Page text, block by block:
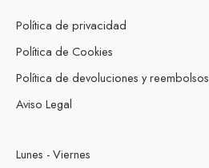
Política de privacidad
Política de Cookies
Política de devoluciones y reembolsos
Aviso Legal
Lunes - Viernes